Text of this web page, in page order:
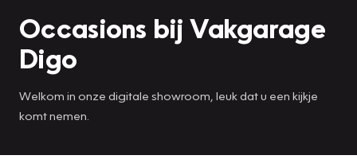
Occasions bij Vakgarage
Digo
Welkom in onze digitale showroom, leuk dat u een kijkje
komt nemen.